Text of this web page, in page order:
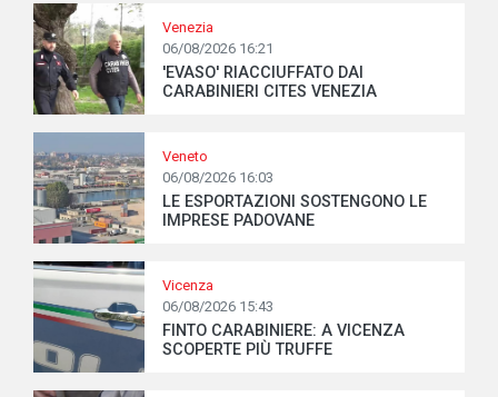
Venezia
06/08/2026 16:21
'EVASO' RIACCIUFFATO DAI
CARABINIERI CITES VENEZIA
Veneto
06/08/2026 16:03
LE ESPORTAZIONI SOSTENGONO LE
IMPRESE PADOVANE
Vicenza
06/08/2026 15:43
FINTO CARABINIERE: A VICENZA
SCOPERTE PIÙ TRUFFE